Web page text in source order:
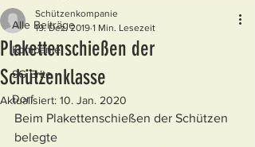
Alle Beiträge
Kompanie
SG Erlte
Dorf
Plakettenschießen der
Schützenklasse
Schützenkompanie
19. Dez. 2019 1 Min. Lesezeit
Aktualisiert: 10. Jan. 2020
Beim Plakettenschießen der Schützen
belegte